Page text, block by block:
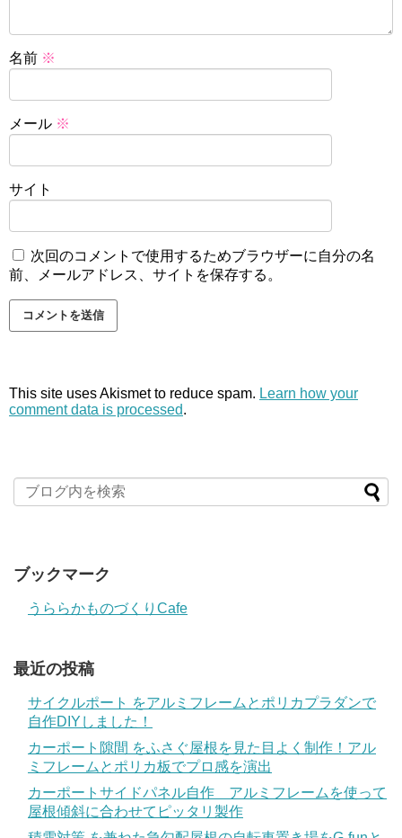
名前 ※
メール ※
サイト
次回のコメントで使用するためブラウザーに自分の名
前、メールアドレス、サイトを保存する。
This site uses Akismet to reduce spam. Learn how your
comment data is processed.
ブックマーク
うららかものづくりCafe
最近の投稿
サイクルポート をアルミフレームとポリカプラダンで
自作DIYしました！
カーポート隙間 をふさぐ屋根を見た目よく制作！アル
ミフレームとポリカ板でプロ感を演出
カーポートサイドパネル自作 アルミフレームを使って
屋根傾斜に合わせてピッタリ製作